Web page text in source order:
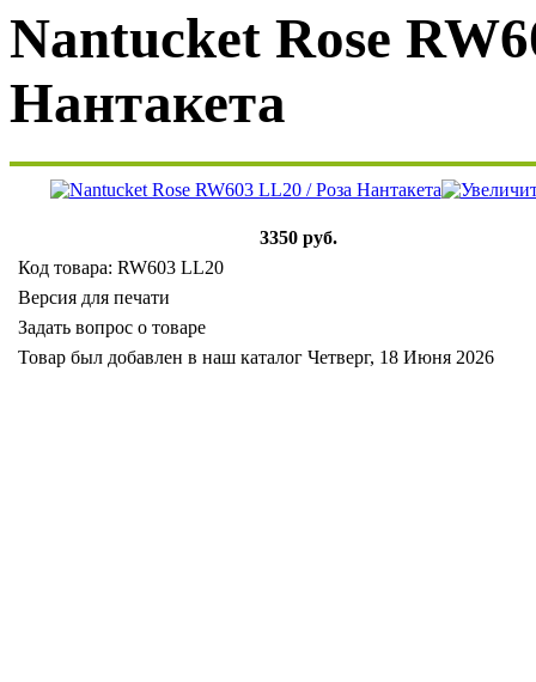
Nantucket Rose
Нантакета
3350 руб.
Код товара: RW603 LL20
Версия для печати
Задать вопрос о товаре
Товар был добавлен в наш каталог Четверг, 18 Июня 2026